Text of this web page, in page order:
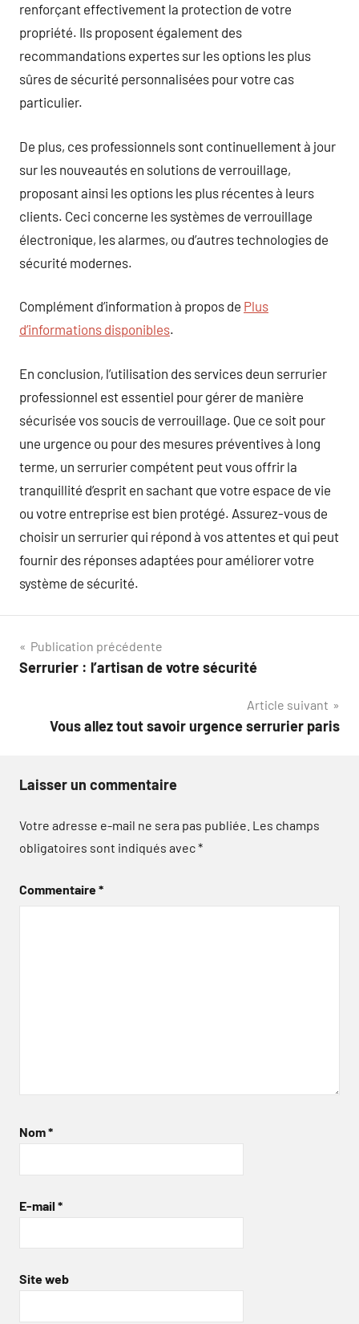
renforçant effectivement la protection de votre
propriété. Ils proposent également des
recommandations expertes sur les options les plus
sûres de sécurité personnalisées pour votre cas
particulier.
De plus, ces professionnels sont continuellement à jour
sur les nouveautés en solutions de verrouillage,
proposant ainsi les options les plus récentes à leurs
clients. Ceci concerne les systèmes de verrouillage
électronique, les alarmes, ou d’autres technologies de
sécurité modernes.
Complément d’information à propos de Plus
d’informations disponibles.
En conclusion, l’utilisation des services deun serrurier
professionnel est essentiel pour gérer de manière
sécurisée vos soucis de verrouillage. Que ce soit pour
une urgence ou pour des mesures préventives à long
terme, un serrurier compétent peut vous offrir la
tranquillité d’esprit en sachant que votre espace de vie
ou votre entreprise est bien protégé. Assurez-vous de
choisir un serrurier qui répond à vos attentes et qui peut
fournir des réponses adaptées pour améliorer votre
système de sécurité.
Navigation
de
Publication précédente
Serrurier : l’artisan de votre sécurité
Article suivant
Vous allez tout savoir urgence serrurier paris
Laisser un commentaire
Votre adresse e-mail ne sera pas publiée. Les champs
obligatoires sont indiqués avec*
Commentaire*
Nom*
E-mail *
Site web